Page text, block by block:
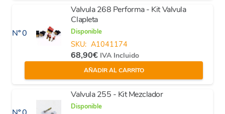
Nº 0
Valvula 268 Performa - Kit Valvula
Clapleta
Disponible
SKU: A1041174
68,90€ IVA Incluido
AÑADIR AL CARRITO
Valvula 255 - Kit Mezclador
Disponible